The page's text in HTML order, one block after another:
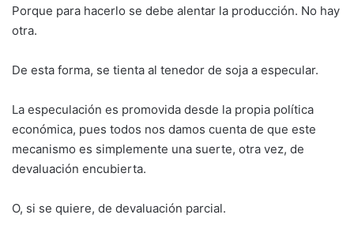
Porque para hacerlo se debe alentar la producción. No hay
otra.
De esta forma, se tienta al tenedor de soja a especular.
La especulación es promovida desde la propia política
económica, pues todos nos damos cuenta de que este
mecanismo es simplemente una suerte, otra vez, de
devaluación encubierta.
O, si se quiere, de devaluación parcial.